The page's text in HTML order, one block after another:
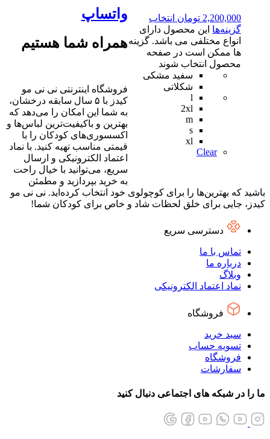
2,200,000 تومان انتخاب
گزینه‌ها این محصول دارای
انواع مختلفی می باشد. گزینه
ها ممکن است در صفحه
محصول انتخاب شوند
سفید مشکی
شکلاتی
l
2xl
m
s
xl
Clear
واتساپ
همراه شما هستیم
فروشگاه اینترنتی نی نی مو
کیدز با ۵ سال سابقه درخشان،
به شما این امکان را می‌دهد که
بهترین و باکیفیت‌ترین لباس‌ها و
اکسسوری‌های کودکان را با
قیمتی مناسب تهیه کنید. با نماد
اعتماد الکترونیکی و ارسال
سریع، می‌توانید با خیال راحت
به خرید بپردازید و مطمئن
باشید که بهترین‌ها را برای کوچولوی خود انتخاب کرده‌اید. نی نی مو
کیدز، جایی برای خلق لحظات شاد و خاص برای کودکان شما!
دسترسی سریع
تماس با ما
درباره ما
وبلاگ
نماد اعتماد الکترونیکی
فروشگاه
سبد خرید
تسویه حساب
فروشگاه
سفارشات
ما را در شبکه های اجتماعی دنبال کنید